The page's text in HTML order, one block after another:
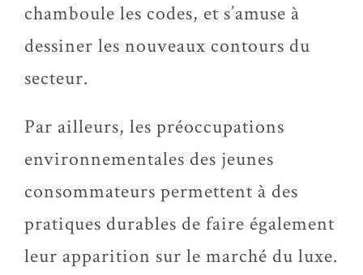
chamboule les codes, et s’amuse à
dessiner les nouveaux contours du
secteur.
Par ailleurs, les préoccupations
environnementales des jeunes
consommateurs permettent à des
pratiques durables de faire également
leur apparition sur le marché du luxe.